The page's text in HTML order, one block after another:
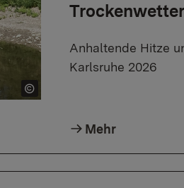
Anhaltende Hitze
Karlsruhe 2026
Mehr